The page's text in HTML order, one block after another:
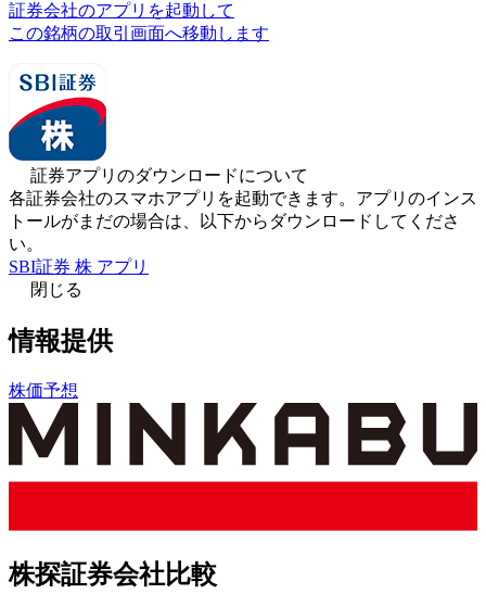
証券会社のアプリを起動して
この銘柄の取引画面へ移動します
証券アプリのダウンロードについて
各証券会社のスマホアプリを起動できます。アプリのインス
トールがまだの場合は、以下からダウンロードしてくださ
い。
SBI証券 株 アプリ
閉じる
情報提供
株価予想
株探証券会社比較